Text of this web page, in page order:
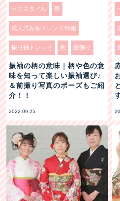
へアスタイル 帯
成人式振袖トレンド情報
振り袖トレンド 柄 髪飾り
振袖の柄の意味｜柄や色の意
味を知って楽しい振袖選び♪
＆前撮り写真のポーズもご紹
介！！
2022.09.25